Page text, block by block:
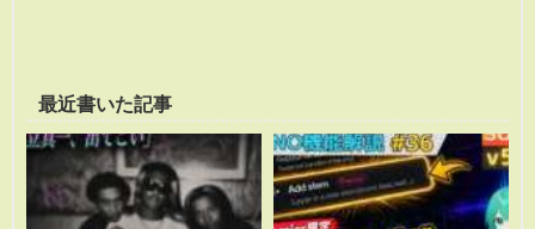
最近書いた記事